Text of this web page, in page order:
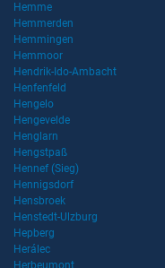
Hemme
Hemmerden
Hemmingen
Hemmoor
Hendrik-Ido-Ambacht
Henfenfeld
Hengelo
Hengevelde
Henglarn
Hengstpaß
Hennef (Sieg)
Hennigsdorf
Hensbroek
Henstedt-Ulzburg
Hepberg
Herálec
Herbeumont